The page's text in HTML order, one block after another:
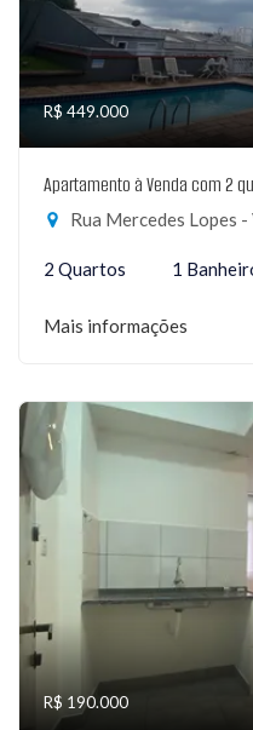
R$ 449.000
Apartamento à Venda com 2
Rua Mercedes Lopes
2 Quartos 1
Mais informações
R$ 190.000